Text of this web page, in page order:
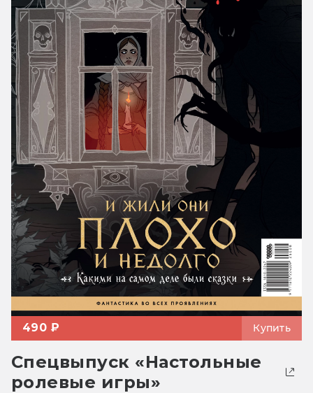
490 ₽ Купить
Спецвыпуск «Настольные
ролевые игры»